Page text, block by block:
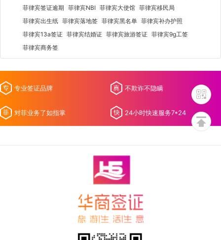
菲律宾签证逾期 菲律宾NBI 菲律宾大使馆 菲律宾移民局
菲律宾出生纸 菲律宾落地签 菲律宾黑名单 菲律宾补办护照
菲律宾13a签证 菲律宾结婚证 菲律宾旅游签证 菲律宾9g工签
菲律宾商务签
专业签证品牌 不欺诈不隐瞒
对菲业务了如指掌 24小时快速服务7*24